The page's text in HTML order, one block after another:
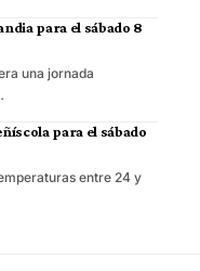
para el sábado 8
una jornada
para el sábado
entre 24 y